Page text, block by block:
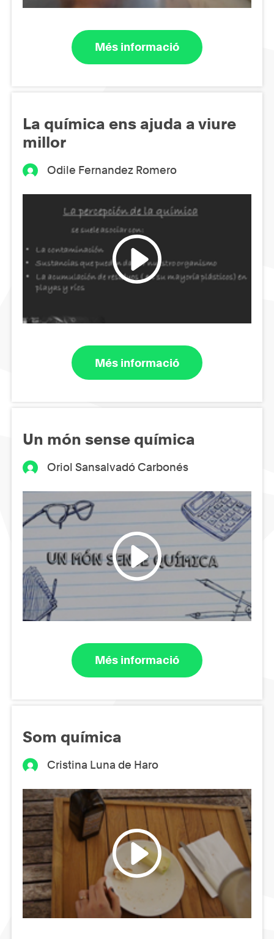
Més informació
La química ens ajuda a viure
millor
Odile Fernandez Romero
Més informació
Un món sense química
Oriol Sansalvadó Carbonés
Més informació
Som química
Cristina Luna de Haro